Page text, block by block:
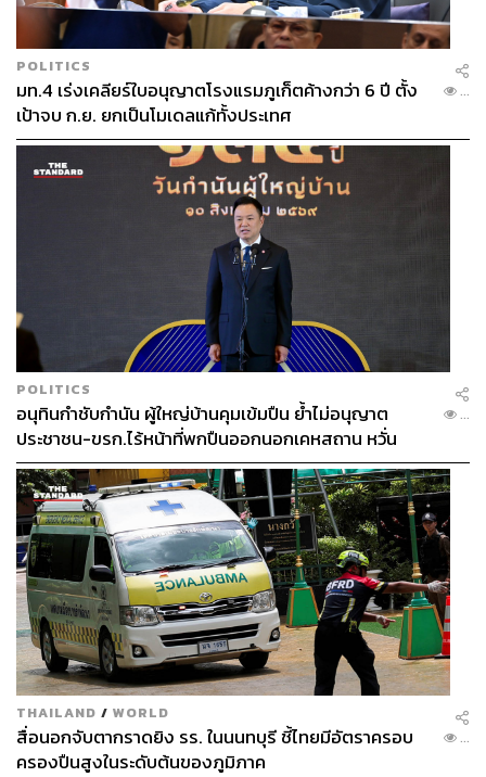
POLITICS
มท.4 เร่งเคลียร์ใบอนุญาตโรงแรมภูเก็ตค้างกว่า 6 ปี ตั้ง
เป้าจบ ก.ย. ยกเป็นโมเดลแก้ทั้งประเทศ
...
POLITICS
อนุทินกำชับกำนัน ผู้ใหญ่บ้านคุมเข้มปืน ย้ำไม่อนุญาต
ประชาชน-ขรก.ไร้หน้าที่พกปืนออกนอกเคหสถาน หวั่น
พฤติกรรมลอกเลียนแบบ จ่อลงพื้นที่เกิดเหตุ
...
THAILAND / WORLD
สื่อนอกจับตากราดยิง รร. ในนนทบุรี ชี้ไทยมีอัตราครอบ
ครองปืนสูงในระดับต้นของภูมิภาค
...